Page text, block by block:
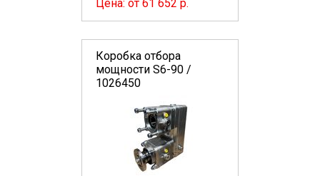
Цена: от 61 652 р.
Коробка отбора
мощности S6-90 /
1026450